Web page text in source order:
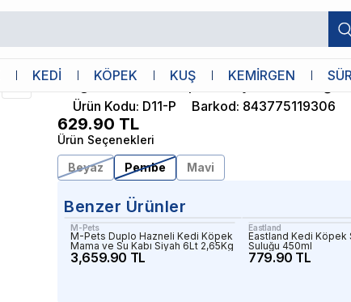
KEDİ KÖPEK KUŞ KEMİRGEN
Diğer
Dogness Kedi Köpek Seyahat Suluğu
Ürün Kodu: D11-P Barkod: 843775119306
629.90 TL
Ürün Seçenekleri
Beyaz
Pembe Mavi
Benzer Ürünler
M-Pets
M-Pets Duplo Hazneli Kedi Köpek
Mama ve Su Kabı Siyah 6Lt 2,65Kg
3,659.90 TL
Eastland
Eastland Kedi Köpek
Suluğu 450ml
779.90 TL